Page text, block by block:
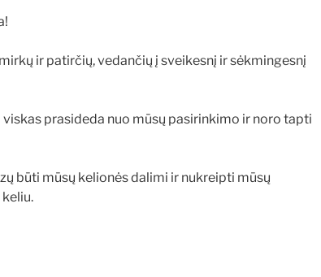
ir patirčių, vedančių į sveikesnį ir sėkmingesnį
prasideda nuo mūsų pasirinkimo ir noro tapti
būti mūsų kelionės dalimi ir nukreipti mūsų